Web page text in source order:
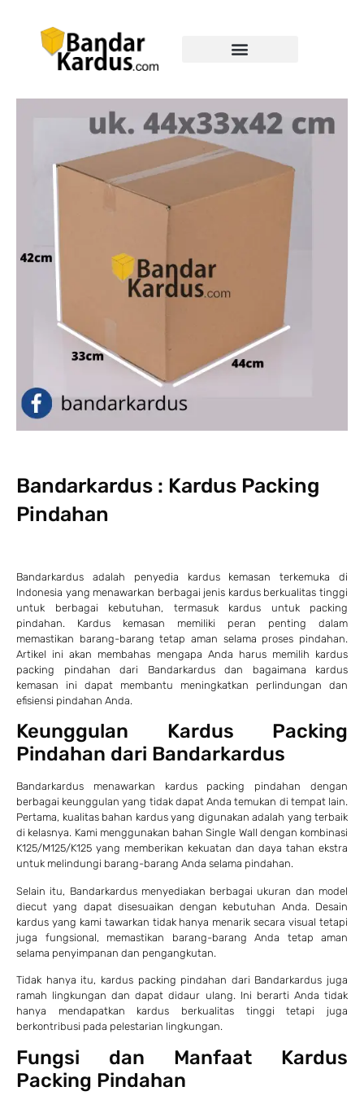
Bandarkardus : Kardus Packing
Pindahan
Bandarkardus adalah penyedia kardus kemasan terkemuka di
Indonesia yang menawarkan berbagai jenis kardus berkualitas tinggi
untuk berbagai kebutuhan, termasuk kardus untuk packing
pindahan. Kardus kemasan memiliki peran penting dalam
memastikan barang-barang tetap aman selama proses pindahan.
Artikel ini akan membahas mengapa Anda harus memilih kardus
packing pindahan dari Bandarkardus dan bagaimana kardus
kemasan ini dapat membantu meningkatkan perlindungan dan
efisiensi pindahan Anda.
Keunggulan Kardus Packing
Pindahan dari Bandarkardus
Bandarkardus menawarkan kardus packing pindahan dengan
berbagai keunggulan yang tidak dapat Anda temukan di tempat lain.
Pertama, kualitas bahan kardus yang digunakan adalah yang terbaik
di kelasnya. Kami menggunakan bahan Single Wall dengan kombinasi
K125/M125/K125 yang memberikan kekuatan dan daya tahan ekstra
untuk melindungi barang-barang Anda selama pindahan.
Selain itu, Bandarkardus menyediakan berbagai ukuran dan model
diecut yang dapat disesuaikan dengan kebutuhan Anda. Desain
kardus yang kami tawarkan tidak hanya menarik secara visual tetapi
juga fungsional, memastikan barang-barang Anda tetap aman
selama penyimpanan dan pengangkutan.
Tidak hanya itu, kardus packing pindahan dari Bandarkardus juga
ramah lingkungan dan dapat didaur ulang. Ini berarti Anda tidak
hanya mendapatkan kardus berkualitas tinggi tetapi juga
berkontribusi pada pelestarian lingkungan.
Fungsi dan Manfaat Kardus
Packing Pindahan